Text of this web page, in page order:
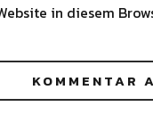
in diesem